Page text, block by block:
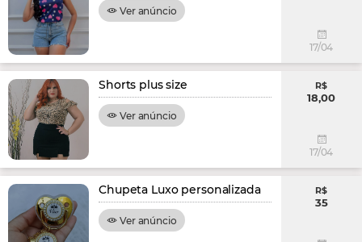
Ver anúncio
17/04
Shorts plus size
Ver anúncio
R$
18,00
17/04
Chupeta Luxo personalizada
Ver anúncio
R$
35